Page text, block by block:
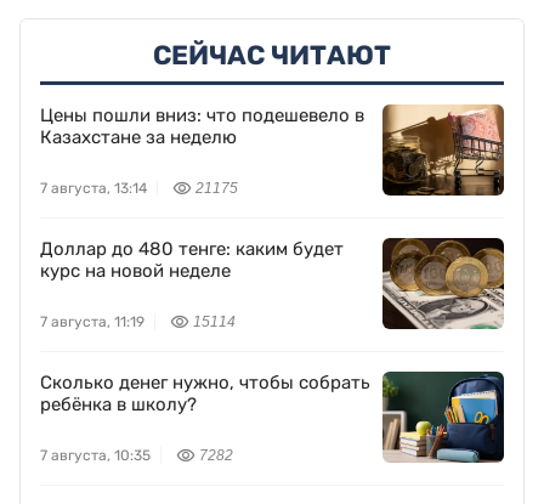
СЕЙЧАС ЧИТАЮТ
Цены пошли вниз: что подешевело в
Казахстане за неделю
7 августа, 13:14 21175
Доллар до 480 тенге: каким будет
курс на новой неделе
7 августа, 11:19 15114
Сколько денег нужно, чтобы собрать
ребёнка в школу?
7 августа, 10:35 7282